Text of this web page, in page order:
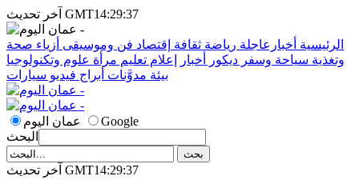
آخر تحديث GMT14:29:37
الرئيسية أخبارعاجلة رياضة ثقافة إقتصاد فن وموسيقى أزياء صحة
وتغذية سياحة وسفر ديكور أخبار إعلام تعليم مرأة علوم وتكنولوجيا
بيئة مدوَّنات أبراج فيديو سيارات
عمان اليوم
Google
البحث
آخر تحديث GMT14:29:37